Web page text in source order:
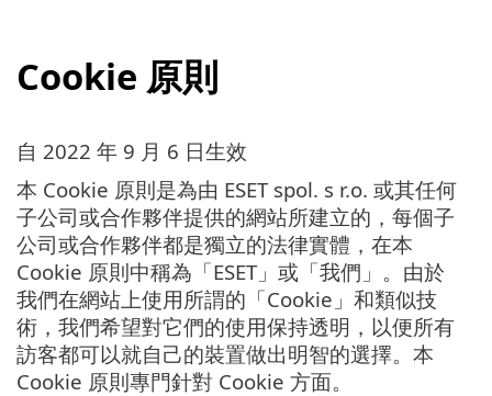
Cookie 原則
自 2022 年 9 月 6 日生效
本 Cookie 原則是為由 ESET spol. s r.o. 或其任何
子公司或合作夥伴提供的網站所建立的，每個子
公司或合作夥伴都是獨立的法律實體，在本
Cookie 原則中稱為「ESET」或「我們」。由於
我們在網站上使用所謂的「Cookie」和類似技
術，我們希望對它們的使用保持透明，以便所有
訪客都可以就自己的裝置做出明智的選擇。本
Cookie 原則專門針對 Cookie 方面。